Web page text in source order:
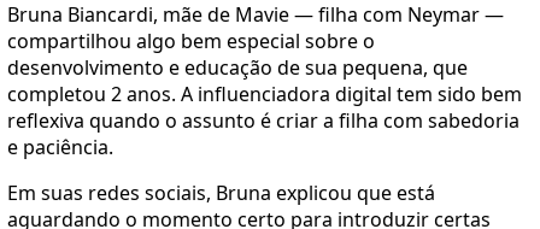
Bruna Biancardi, mãe de Mavie — filha com Neymar —
compartilhou algo bem especial sobre o
desenvolvimento e educação de sua pequena, que
completou 2 anos. A influenciadora digital tem sido bem
reflexiva quando o assunto é criar a filha com sabedoria
e paciência.
Em suas redes sociais, Bruna explicou que está
aguardando o momento certo para introduzir certas